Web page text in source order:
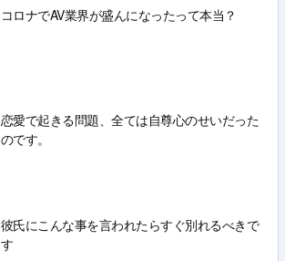
コロナでAV業界が盛んになったって本当？
恋愛で起きる問題、全ては自尊心のせいだった
のです。
彼氏にこんな事を言われたらすぐ別れるべきで
す